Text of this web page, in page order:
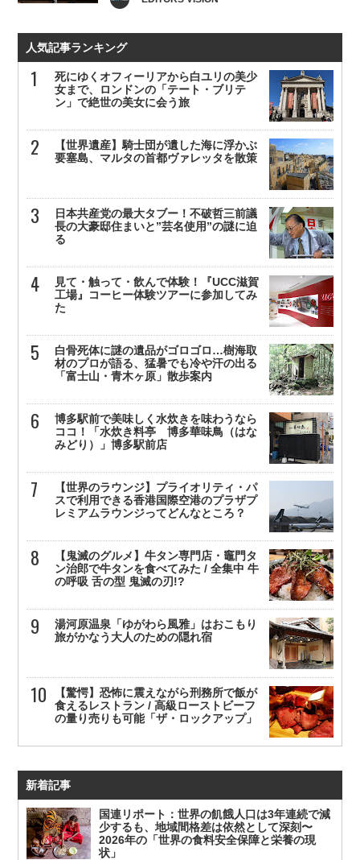
人気記事ランキング
死にゆくオフィーリアから白ユリの美少
女まで、ロンドンの「テート・ブリテ
ン」で絶世の美女に会う旅
【世界遺産】騎士団が遺した海に浮かぶ
要塞島、マルタの首都ヴァレッタを散策
日本共産党の最大タブー！不破哲三前議
長の大豪邸住まいと”芸名使用”の謎に迫
る
見て・触って・飲んで体験！『UCC滋賀
工場』コーヒー体験ツアーに参加してみ
た
白骨死体に謎の遺品がゴロゴロ…樹海取
材のプロが語る、猛暑でも冷や汗の出る
「富士山・青木ヶ原」散歩案内
博多駅前で美味しく水炊きを味わうなら
ココ！「水炊き料亭 博多華味鳥（はな
みどり）」博多駅前店
【世界のラウンジ】プライオリティ・パ
スで利用できる香港国際空港のプラザプ
レミアムラウンジってどんなところ？
【鬼滅のグルメ】牛タン専門店・竈門タ
ン治郎で牛タンを食べてみた / 全集中 牛
の呼吸 舌の型 鬼滅の刃!?
湯河原温泉「ゆがわら風雅」はおこもり
旅がかなう大人のための隠れ宿
【驚愕】恐怖に震えながら刑務所で飯が
食えるレストラン / 高級ローストビーフ
の量り売りも可能「ザ・ロックアップ」
新着記事
国連リポート：世界の飢餓人口は3年連続で減
少するも、地域間格差は依然として深刻〜
2026年の「世界の食料安全保障と栄養の現
状」